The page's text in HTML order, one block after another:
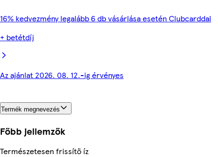
16% kedvezmény legalább 6 db vásárlása esetén Clubcarddal
+ betétdíj
Az ajánlat 2026. 08. 12.-ig érvényes
Termék megnevezés
Főbb jellemzők
Természetesen frissítő íz